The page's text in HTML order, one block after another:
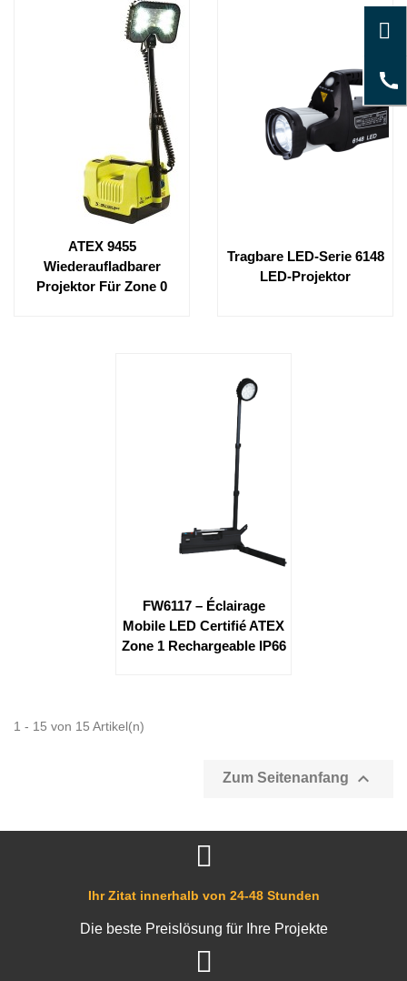
ATEX 9455
Wiederaufladbarer
Projektor Für Zone 0
Tragbare LED-Serie 6148
LED-Projektor
FW6117 – Éclairage
Mobile LED Certifié ATEX
Zone 1 Rechargeable IP66
1 - 15 von 15 Artikel(n)
Zum Seitenanfang 
Ihr Zitat innerhalb von 24-48 Stunden
Die beste Preislösung für Ihre Projekte